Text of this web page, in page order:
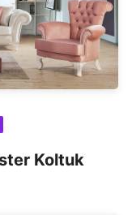
Koltuk